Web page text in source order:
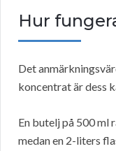
Hur
Det
koncentrat är dess
En butelj på 500 ml
medan en 2-liters